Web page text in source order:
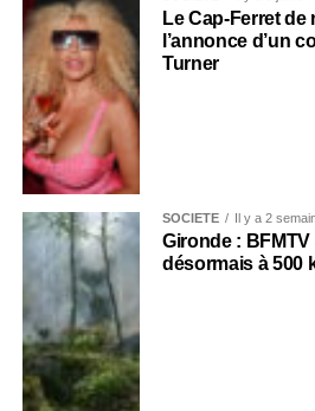
Le Cap-Ferret
l’annonce d’un
Turner
SOCIÉTÉ Il y a 2
Gironde :
désormais à 500